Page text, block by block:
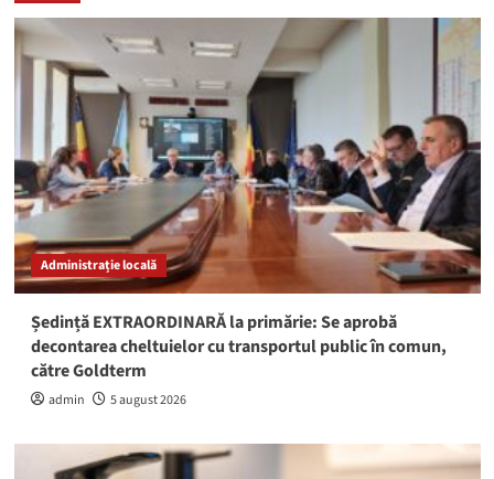
Administrație locală
Ședință EXTRAORDINARĂ la primărie: Se aprobă
decontarea cheltuielor cu transportul public în comun,
către Goldterm
admin 5 august 2026